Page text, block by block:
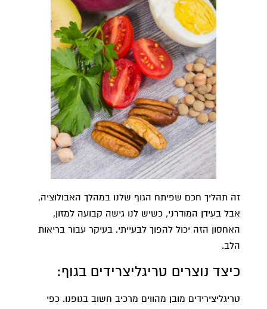
זה תהליך חכם שפיתח הגוף שלנו במהלך האבולוציה,
אבל בעידן המודרני, כשיש לנו גישה קבועה למזון,
האחסון הזה יכול להפוך לבעייתי. בעיקר עבור בריאות
הלב.
כיצד נוצרים טריגליצרידים בגוף:
טריגליצירידים מובן מהווים מרכיב חשוב בגופנו. כפי